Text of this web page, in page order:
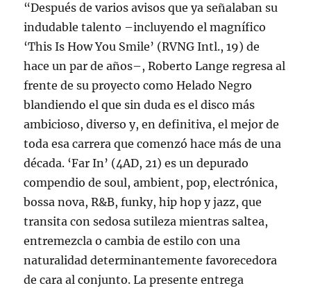
“Después de varios avisos que ya señalaban su
indudable talento –incluyendo el magnífico
‘This Is How You Smile’ (RVNG Intl., 19) de
hace un par de años–, Roberto Lange regresa al
frente de su proyecto como Helado Negro
blandiendo el que sin duda es el disco más
ambicioso, diverso y, en definitiva, el mejor de
toda esa carrera que comenzó hace más de una
década. ‘Far In’ (4AD, 21) es un depurado
compendio de soul, ambient, pop, electrónica,
bossa nova, R&B, funky, hip hop y jazz, que
transita con sedosa sutileza mientras saltea,
entremezcla o cambia de estilo con una
naturalidad determinantemente favorecedora
de cara al conjunto. La presente entrega